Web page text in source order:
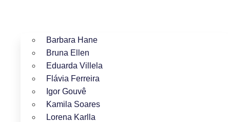
Barbara Hane
Bruna Ellen
Eduarda Villela
Flávia Ferreira
Igor Gouvê
Kamila Soares
Lorena Karlla